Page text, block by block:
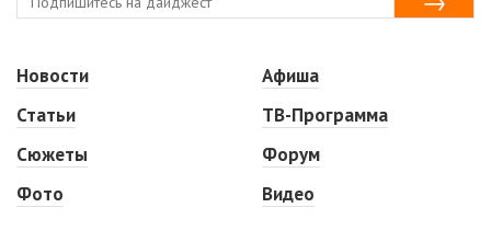
Новости
Статьи
Сюжеты
Фото
Афиша
ТВ-Программа
Форум
Видео